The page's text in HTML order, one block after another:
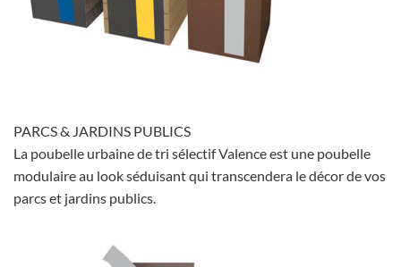
PARCS & JARDINS PUBLICS
La poubelle urbaine de tri sélectif Valence est une poubelle
modulaire au look séduisant qui transcendera le décor de vos
parcs et jardins publics.